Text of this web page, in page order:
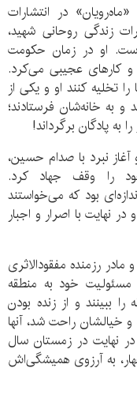
«ماه‌رویان» در انتشارات
زندگی روحانی شهید،
او در زمان حکومت
و کارهای عجیبی می‌کرد.
تخلیه کنند او و یکی از
و به خانه‌شان فرستادند؛
پادگان برگرداند!
نبرد با صدام حسین،
را وقف جهاد کرد.
بود که می‌خواستند
نهایت با اصرار و اجبار
رزمنده مفقودالاثری
مسئولیت خود به منطقه
ببینند و از زنده بودن
راحت شد، آنها
در نهایت در زمستان سال
به آرزوی همیشگی‌اش